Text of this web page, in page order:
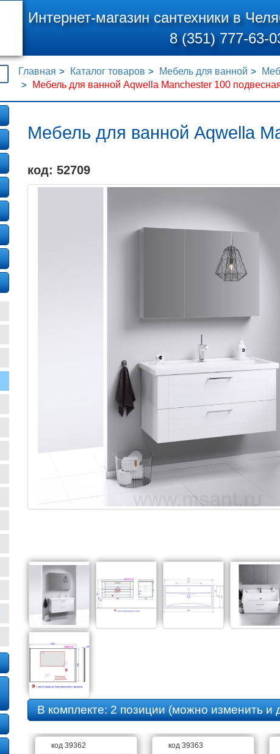
Интернет-магазин сантехники в
8 (351) 777-63-
Главная Каталог товаров Мебель для ванной
Мебель для ванной Aqwella Manchester 100
Мебель для ванной Aqwella
код: 52709
В комплекте:2 позиции(можно изменить и
код 39362 код 39363